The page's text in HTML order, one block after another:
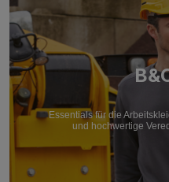
Essentials für die
und hochwertige